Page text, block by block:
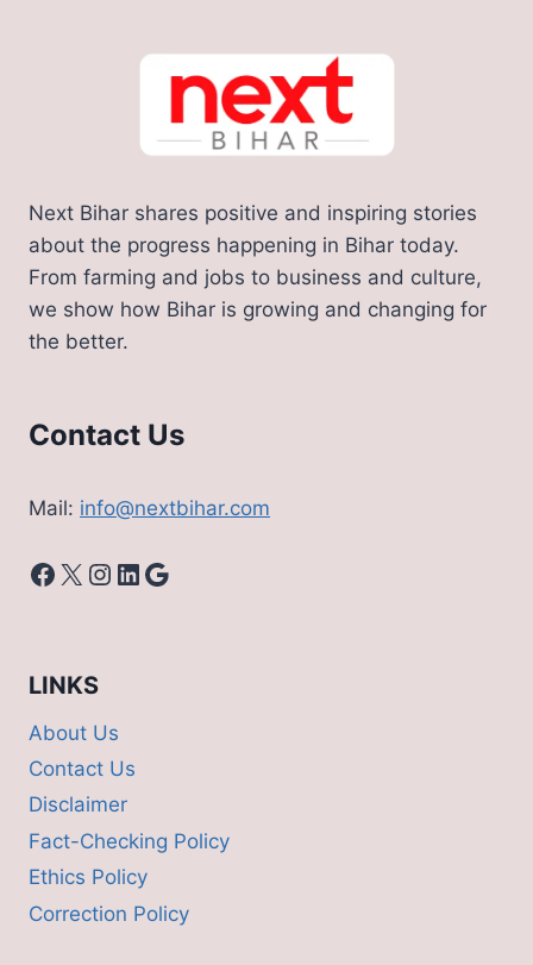
Next Bihar shares positive and inspiring stories
about the progress happening in Bihar today.
From farming and jobs to business and culture,
we show how Bihar is growing and changing for
the better.
Contact Us
Mail: info@nextbihar.com
Facebook
X Instagram
LinkedIn
Google
LINKS
About Us
Contact Us
Disclaimer
Fact-Checking Policy
Ethics Policy
Correction Policy